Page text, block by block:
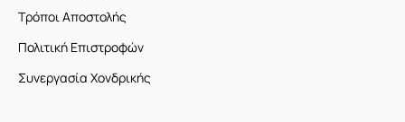
Τρόποι Αποστολής
Πολιτική Επιστροφών
Συνεργασία Χονδρικής